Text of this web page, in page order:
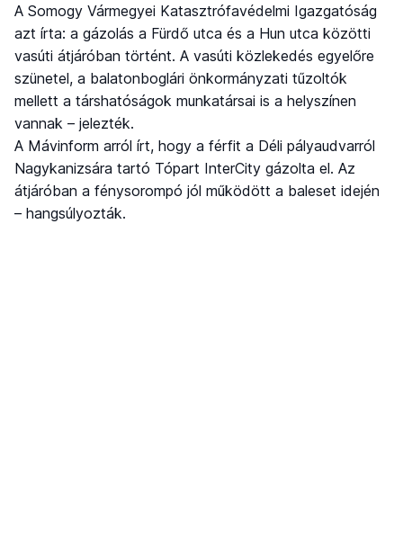
A Somogy Vármegyei Katasztrófavédelmi Igazgatóság
azt írta: a gázolás a Fürdő utca és a Hun utca közötti
vasúti átjáróban történt. A vasúti közlekedés egyelőre
szünetel, a balatonboglári önkormányzati tűzoltók
mellett a társhatóságok munkatársai is a helyszínen
vannak – jelezték.
A Mávinform arról írt, hogy a férfit a Déli pályaudvarról
Nagykanizsára tartó Tópart InterCity gázolta el. Az
átjáróban a fénysorompó jól működött a baleset idején
– hangsúlyozták.